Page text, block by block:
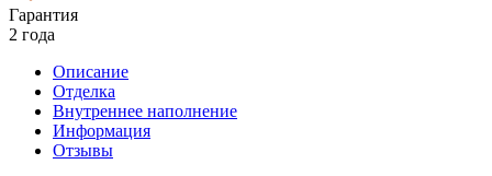
Гарантия
2 года
Описание
Отделка
Внутреннее наполнение
Информация
Отзывы